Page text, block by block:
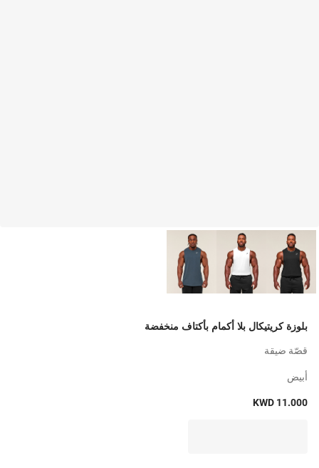
بلوزة كريتيكال بلا أكمام بأكتاف منخفضة
قصّة ضيقة
أبيض
KWD 11.000